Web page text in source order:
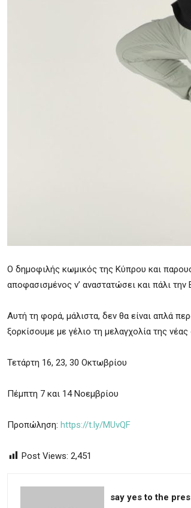
Ο δημοφιλής κωμικός της Κύπρου και
αποφασισμένος ν’ αναστατώσει και πάλι
Αυτή τη φορά, μάλιστα, δεν θα είναι απλά
ξορκίσουμε με γέλιο τη μελαγχολία της
Τετάρτη 16, 23, 30 Οκτωβρίου
Πέμπτη 7 και 14 Νοεμβρίου
Προπώληση: https://t.ly/MUvQF
Post Views: 2,451
say yes to the